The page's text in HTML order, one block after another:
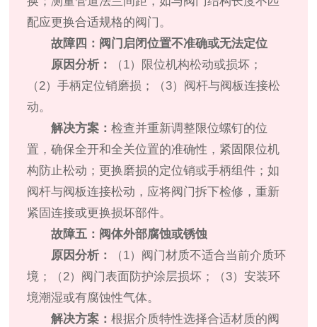
配应更换合适规格的阀门。
故障四：阀门启闭位置不准确或无法定位
原因分析：
（1）限位机构松动或损坏；
（2）手柄定位销磨损；（3）阀杆与阀板连接松
动。
解决方案：检查并重新调整限位螺钉的位
置，确保全开和全关位置的准确性，紧固限位机
构防止松动；更换磨损的定位销或手柄组件；如
阀杆与阀板连接松动，应将阀门拆下检修，重新
紧固连接或更换损坏部件。
故障五：阀体外部腐蚀或锈蚀
原因分析：
（1）阀门材质不适合当前介质环
境；（2）阀门表面防护涂层损坏；（3）安装环
境潮湿或有腐蚀性气体。
解决方案：根据介质特性选择合适材质的阀